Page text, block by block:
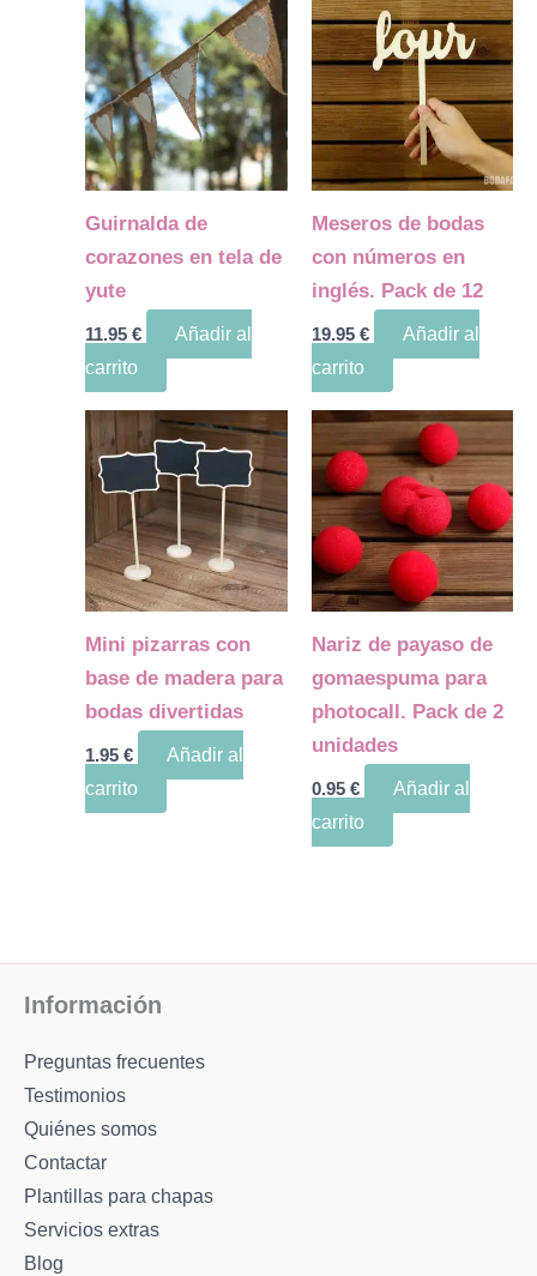
Guirnalda de
corazones en tela de
yute
11.95 €
Añadir al
carrito
Meseros de bodas
con números en
inglés. Pack de 12
19.95 €
Añadir al
carrito
Mini pizarras con
base de madera para
bodas divertidas
1.95 €
Añadir al
carrito
Nariz de payaso de
gomaespuma para
photocall. Pack de 2
unidades
0.95 €
Añadir al
carrito
Información
Preguntas frecuentes
Testimonios
Quiénes somos
Contactar
Plantillas para chapas
Servicios extras
Blog